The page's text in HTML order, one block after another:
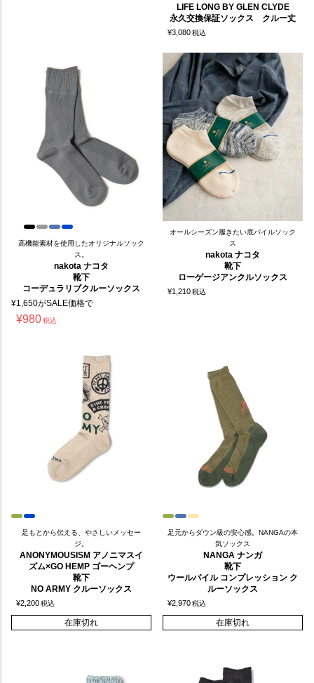
LIFE LONG BY GLEN CLYDE
永久交換保証ソックス クルー丈
¥3,080税込
高機能素材を使用したオリジナルソック
ス。
nakota ナコタ
靴下
コーデュラリブクルーソックス
¥1,650がSALE価格で
¥980税込
オールシーズン履きたい底パイルソック
ス
nakota ナコタ
靴下
ローゲージアンクルソックス
¥1,210税込
足もとから伝える、やさしいメッセー
ジ。
ANONYMOUSISM アノニマスイ
ズム×GO HEMP ゴーヘンプ
靴下
NO ARMY クルーソックス
¥2,200税込
在庫切れ
足元からダウン級の安心感。NANGAの本
気ソックス
NANGA ナンガ
靴下
ウールパイル コンプレッション ク
ルーソックス
¥2,970税込
在庫切れ